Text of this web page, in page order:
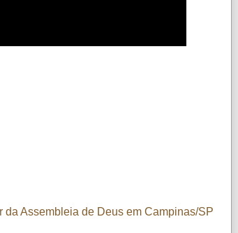
Assembleia de Deus em Campinas/SP